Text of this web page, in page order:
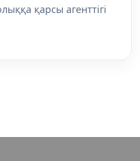
қарсы агенттігі